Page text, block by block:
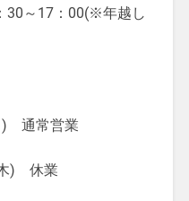
～17：00(※年越し
) 通常営業
) 休業